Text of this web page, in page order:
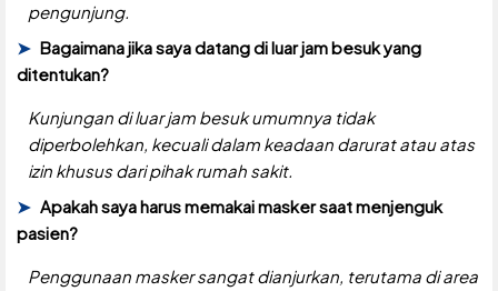
pengunjung.
Bagaimana jika saya datang di luar jam besuk yang
ditentukan?
Kunjungan di luar jam besuk umumnya tidak
diperbolehkan, kecuali dalam keadaan darurat atau atas
izin khusus dari pihak rumah sakit.
Apakah saya harus memakai masker saat menjenguk
pasien?
Penggunaan masker sangat dianjurkan, terutama di area